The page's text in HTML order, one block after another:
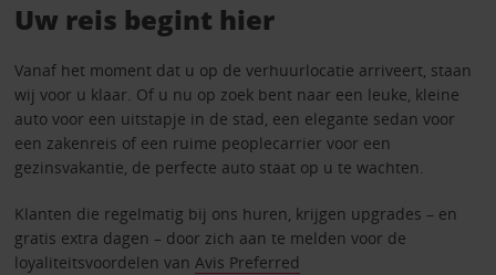
Uw reis begint hier
Vanaf het moment dat u op de verhuurlocatie arriveert, staan
wij voor u klaar. Of u nu op zoek bent naar een leuke, kleine
auto voor een uitstapje in de stad, een elegante sedan voor
een zakenreis of een ruime peoplecarrier voor een
gezinsvakantie, de perfecte auto staat op u te wachten.
Klanten die regelmatig bij ons huren, krijgen upgrades – en
gratis extra dagen – door zich aan te melden voor de
loyaliteitsvoordelen van Avis Preferred